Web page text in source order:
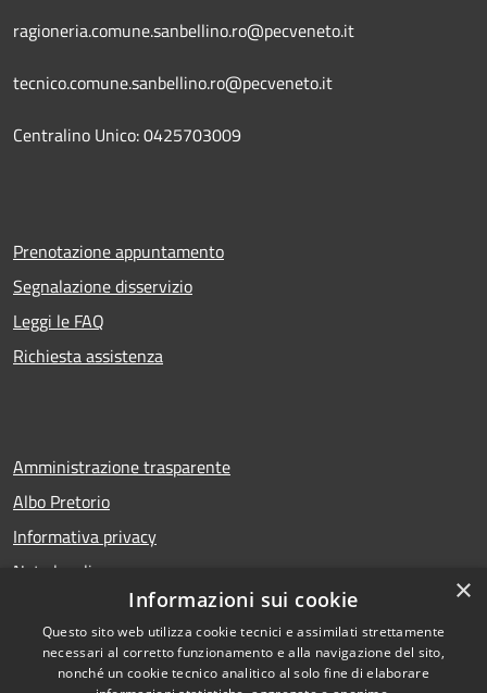
ragioneria.comune.sanbellino.ro@pecveneto.it
tecnico.comune.sanbellino.ro@pecveneto.it
Centralino Unico: 0425703009
Prenotazione appuntamento
Segnalazione disservizio
Leggi le FAQ
Richiesta assistenza
Amministrazione trasparente
Albo Pretorio
Informativa privacy
Note legali
Dichiarazione di accessibilità
×
Informazioni sui cookie
Questo sito web utilizza cookie tecnici e assimilati strettamente
necessari al corretto funzionamento e alla navigazione del sito,
nonché un cookie tecnico analitico al solo fine di elaborare